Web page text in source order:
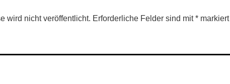
wird nicht veröffentlicht. Erforderliche Felder sind mit* markiert